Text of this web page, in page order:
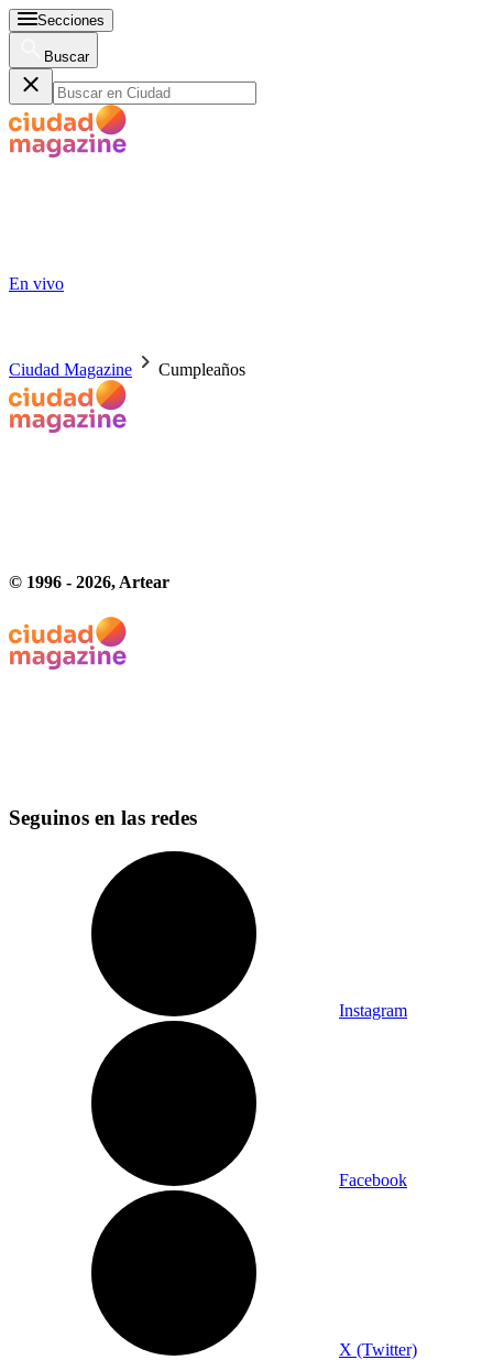
Secciones
Buscar
En vivo
Ciudad Magazine Cumpleaños
© 1996 - 2026, Artear
Seguinos en las redes
Instagram
Facebook
X (Twitter)